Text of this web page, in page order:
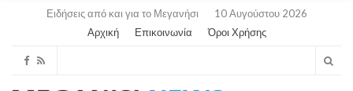
Ειδήσεις από και για το Μεγανήσι
10 Αυγούστου 2026
Αρχική
Επικοινωνία Όροι Χρήσης